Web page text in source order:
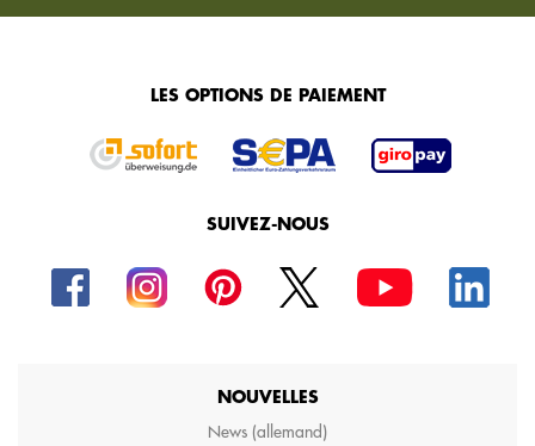
LES OPTIONS DE PAIEMENT
SUIVEZ-NOUS
NOUVELLES
News (allemand)